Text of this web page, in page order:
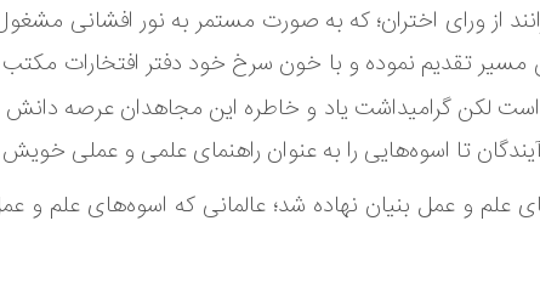
از ورای اختران؛ که به صورت مستمر به نور افشانی
تقدیم نموده و با خون سرخ خود دفتر افتخارات
لکن گرامیداشت یاد و خاطره این مجاهدان عرصه
تا اسوه‌هایی را به عنوان راهنمای علمی و عملی
علم و عمل بنیان نهاده شد؛ عالمانی که اسوه‌های علم و